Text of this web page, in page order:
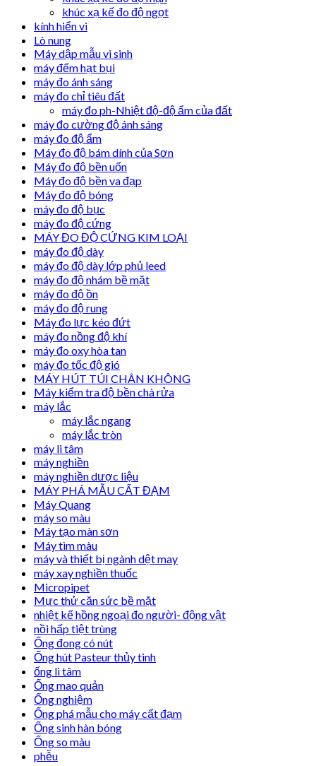
khúc xạ kế đo độ ngọt
kính hiển vi
Lò nung
Máy dập mẫu vi sinh
máy đếm hạt bụi
máy đo ánh sáng
máy đo chỉ tiêu đất
máy đo ph-Nhiệt độ-độ ẩm của đất
máy đo cường độ ánh sáng
máy đo độ ẩm
Máy đo độ bám dính của Sơn
Máy đo độ bền uốn
Máy đo độ bền va đạp
Máy đo độ bóng
máy đo độ bục
máy đo độ cứng
MÁY ĐO ĐỘ CỨNG KIM LOẠI
máy đo độ dày
máy đo độ dày lớp phủ leed
máy đo độ nhám bề mặt
máy đo độ ồn
máy đo độ rung
Máy đo lực kéo đứt
máy đo nồng độ khí
máy đo oxy hòa tan
máy đo tốc độ gió
MÁY HÚT TÚI CHÂN KHÔNG
Máy kiểm tra độ bền chà rửa
máy lắc
máy lắc ngang
máy lắc tròn
máy li tâm
máy nghiền
máy nghiền dược liệu
MÁY PHÁ MẪU CẤT ĐẠM
Máy Quang
máy so màu
Máy tạo màn sơn
Máy tìm màu
máy và thiết bị ngành dệt may
máy xay nghiền thuốc
Micropipet
Mực thử căn sức bề mặt
nhiệt kế hồng ngoại đo người- động vật
nồi hấp tiệt trùng
Ống đong có nút
Ống hút Pasteur thủy tinh
ống li tâm
Ống mao quản
Ống nghiệm
Ống phá mẫu cho máy cất đạm
Ống sinh hàn bóng
Ống so màu
phễu